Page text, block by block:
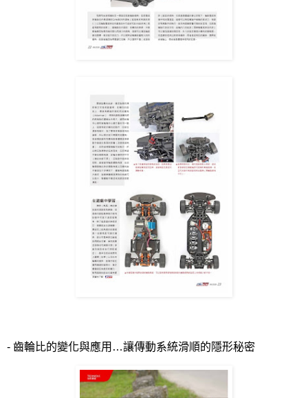
- 齒輪比的變化與應用…讓傳動系統滑順的隱形秘密